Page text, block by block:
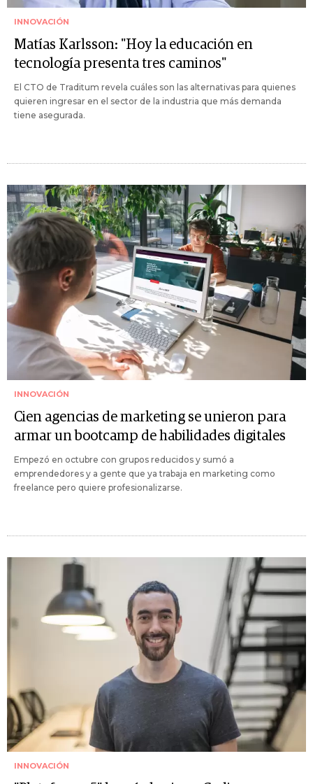
INNOVACIÓN
Matías Karlsson: "Hoy la educación en
tecnología presenta tres caminos"
El CTO de Traditum revela cuáles son las alternativas para quienes
quieren ingresar en el sector de la industria que más demanda
tiene asegurada.
INNOVACIÓN
Cien agencias de marketing se unieron para
armar un bootcamp de habilidades digitales
Empezó en octubre con grupos reducidos y sumó a
emprendedores y a gente que ya trabaja en marketing como
freelance pero quiere profesionalizarse.
INNOVACIÓN